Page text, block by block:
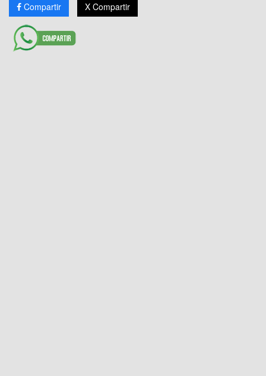
Compartir X Compartir